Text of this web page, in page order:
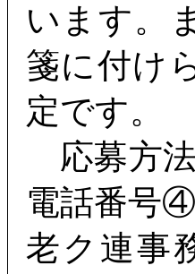
います。
箋に付け
定です。
応募方
電話番号
老ク連事